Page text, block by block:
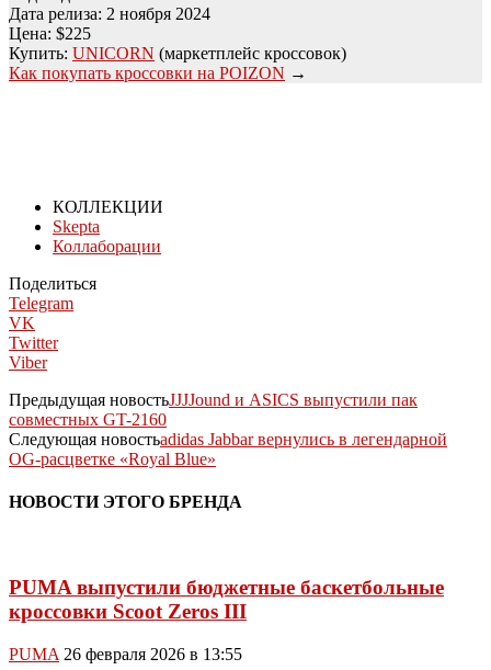
Дата релиза: 2 ноября 2024
Цена: $225
Купить: UNICORN (маркетплейс кроссовок)
Как покупать кроссовки на POIZON →
КОЛЛЕКЦИИ
Skepta
Коллаборации
Поделиться
Telegram
VK
Twitter
Viber
Предыдущая новостьJJJJound и ASICS выпустили пак
совместных GT-2160
Следующая новостьadidas Jabbar вернулись в легендарной
OG-расцветке «Royal Blue»
НОВОСТИ ЭТОГО БРЕНДА
PUMA выпустили бюджетные баскетбольные
кроссовки Scoot Zeros III
PUMA 26 февраля 2026 в 13:55